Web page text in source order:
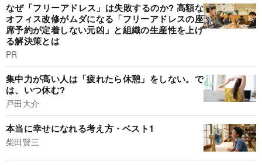
なぜ「フリーアドレス」は失敗するのか? 高額な
オフィス改修がムダになる「フリーアドレスの座
席予約が定着しない元凶」と組織の生産性を上げ
る解決策とは
PR
集中力が高い人は「疲れたら休憩」をしない。で
は、いつ休む?
戸田大介
本当に幸せになれる考え方・ベスト1
柴田賢三